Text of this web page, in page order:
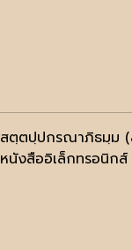
สตฺตปฺปกรณาภิธมฺม
หนังสืออิเล็กทรอนิกส์